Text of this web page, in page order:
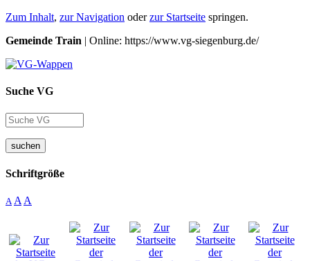
Zum Inhalt, zur Navigation oderzur Startseite springen.
Gemeinde Train | Online: https://www.vg-siegenburg.de/
Suche VG
suchen
Schriftgröße
A A A